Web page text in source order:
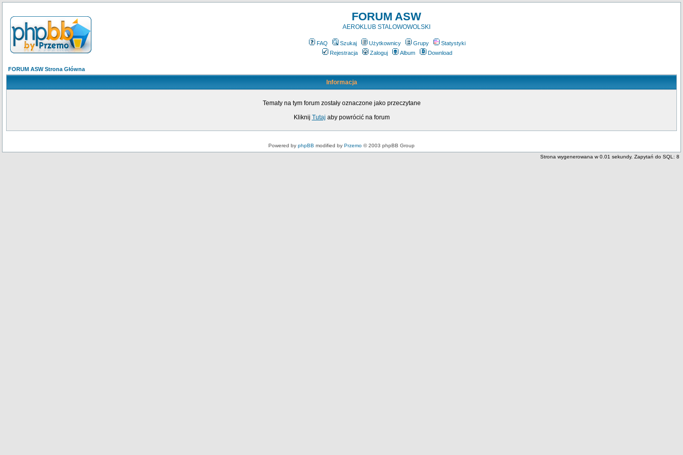
FORUM ASW
AEROKLUB STALOWOWOLSKI
FAQ Szukaj Użytkownicy Grupy
Statystyki
Rejestracja
Zaloguj Album Download
FORUM ASW Strona Główna
Informacja
Tematy na tym forum zostały oznaczone jako przeczytane
Kliknij Tutaj aby powrócić na forum
Powered by phpBB modified by Przemo © 2003 phpBB Group
Strona wygenerowana w 0.01 sekundy. Zapytań do SQL: 8